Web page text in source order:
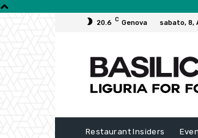
20.6 C Genova sabato, 8,
Restaurant Insiders